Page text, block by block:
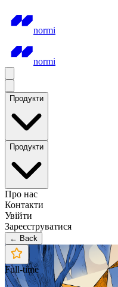
normi
normi
Продукти
Продукти
Про нас
Контакти
Увійти
Зареєструватися
← Back
Full-time